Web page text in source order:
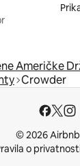
Američke
Crowder
© 2026
o